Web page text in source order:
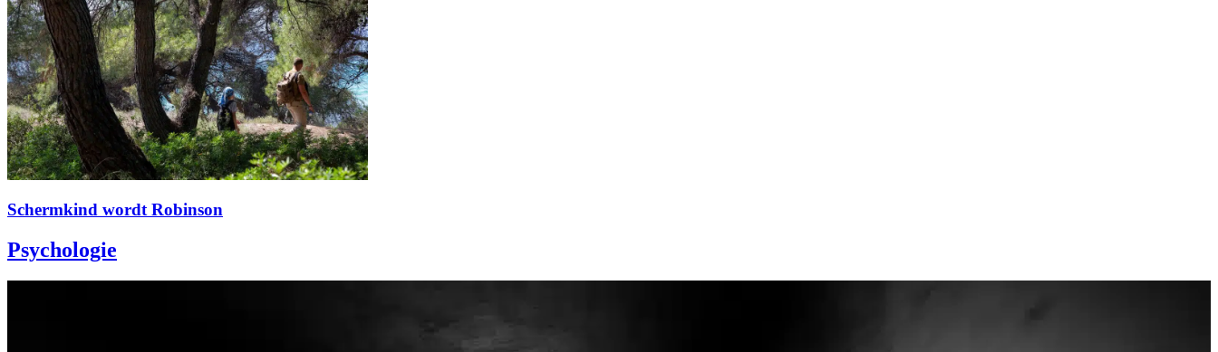
Schermkind wordt Robinson
Psychologie